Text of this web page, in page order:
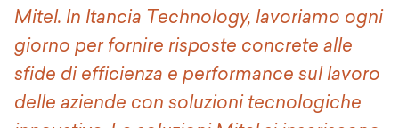
Mitel. In Itancia Technology, lavoriamo ogni
giorno per fornire risposte concrete alle
sfide di efficienza e performance sul lavoro
delle aziende con soluzioni tecnologiche